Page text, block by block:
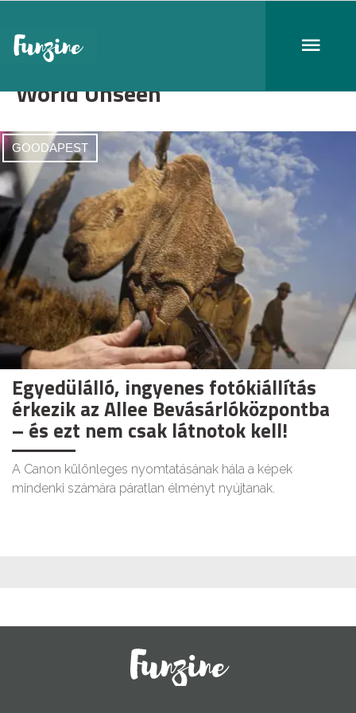
World Unseen
GOODAPEST
Egyedülálló, ingyenes fotókiállítás
érkezik az Allee Bevásárlóközpontba
– és ezt nem csak látnotok kell!
A Canon különleges nyomtatásának hála a képek
mindenki számára páratlan élményt nyújtanak.